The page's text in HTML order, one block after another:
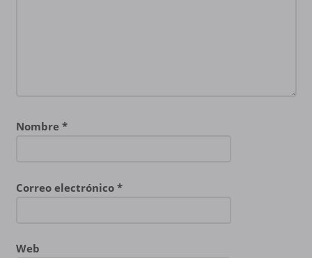
Nombre *
Correo electrónico *
Web